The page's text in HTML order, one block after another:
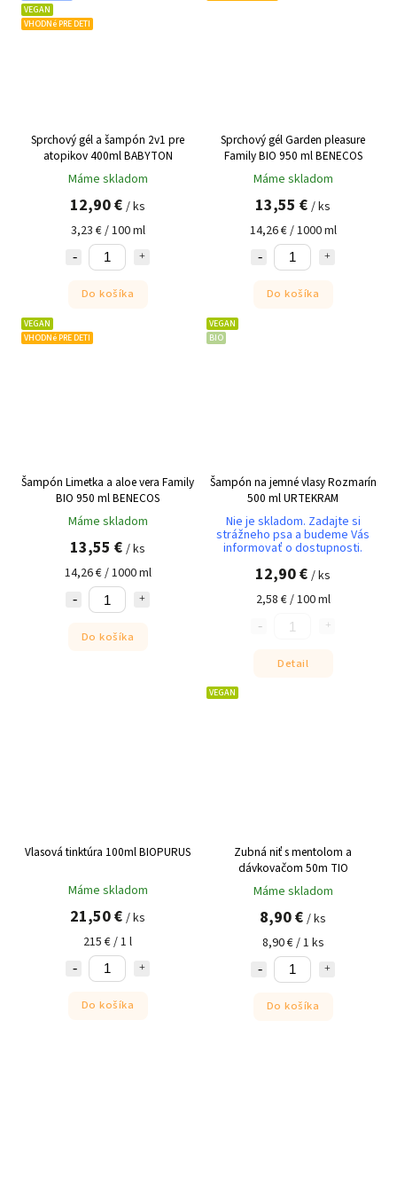
VEGAN
VHODNé PRE DETI
Sprchový gél a šampón 2v1 pre
atopikov 400ml BABYTON
Máme skladom
12,90 € / ks
3,23 € / 100 ml
Do košíka
Sprchový gél Garden pleasure
Family BIO 950 ml BENECOS
Máme skladom
13,55 € / ks
14,26 € / 1000 ml
Do košíka
VEGAN
VHODNé PRE DETI
Šampón Limetka a aloe vera Family
BIO 950 ml BENECOS
Máme skladom
13,55 € / ks
14,26 € / 1000 ml
Do košíka
VEGAN
BIO
Šampón na jemné vlasy Rozmarín
500 ml URTEKRAM
Nie je skladom. Zadajte si
strážneho psa a budeme Vás
informovať o dostupnosti.
12,90 € / ks
2,58 € / 100 ml
Detail
Vlasová tinktúra 100ml BIOPURUS
Máme skladom
21,50 € / ks
215 € / 1 l
Do košíka
VEGAN
Zubná niť s mentolom a
dávkovačom 50m TIO
Máme skladom
8,90 € / ks
8,90 € / 1 ks
Do košíka